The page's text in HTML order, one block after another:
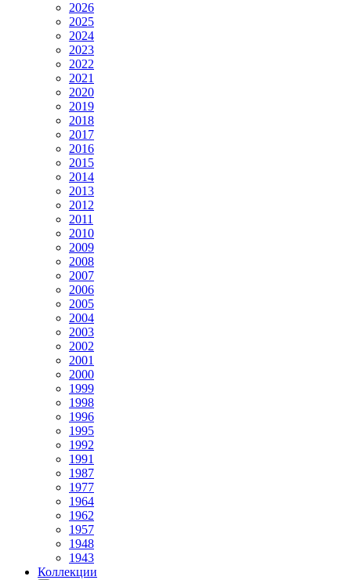
2026
2025
2024
2023
2022
2021
2020
2019
2018
2017
2016
2015
2014
2013
2012
2011
2010
2009
2008
2007
2006
2005
2004
2003
2002
2001
2000
1999
1998
1996
1995
1992
1991
1987
1977
1964
1962
1957
1948
1943
Коллекции